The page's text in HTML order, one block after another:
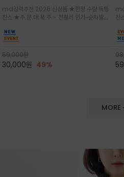
내 ★골프 미키티 포함 구매및 20만원
넘는 구매고객님께는 타이틀리스트 베라
노바 골프공 2피스 3구 증정(소진시 마
감)★
md강력추천 2026 신상품 ★한정 수량 득템
찬스 ★주.문.대.폭.주 - 전컬러 인기~순차발송
이프가 산뜻한 컬러감을 연출/안정감 있는 라운
드 넥라인과 여유있는 스탠다드 핏으로 여름내내
이쁘게 입으세요 ^^
59,000원
30,000원 49%
럼
찬
볍
를
MORE